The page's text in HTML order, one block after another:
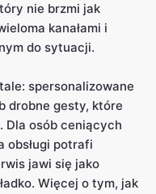
nie brzmi jak
kanałami i
do sytuacji.
spersonalizowane
drobne gesty, które
Dla osób ceniących
obsługi potrafi
jawi się jako
Więcej o tym, jak